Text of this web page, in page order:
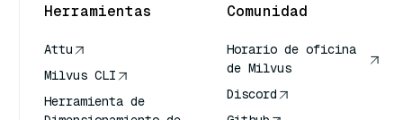
Herramientas
Attu
Milvus CLI
Herramienta de
Comunidad
Horario de oficina
de Milvus
Discord